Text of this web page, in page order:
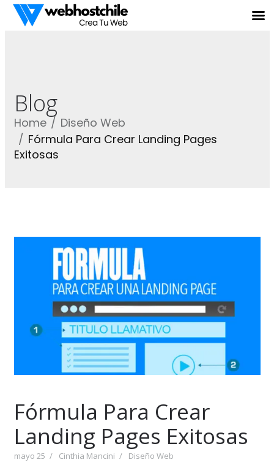
Blog
Home
Diseño Web
Fórmula Para Crear Landing Pages
Exitosas
Fórmula Para Crear
Landing Pages Exitosas
mayo 25 Cinthia Mancini Diseño Web